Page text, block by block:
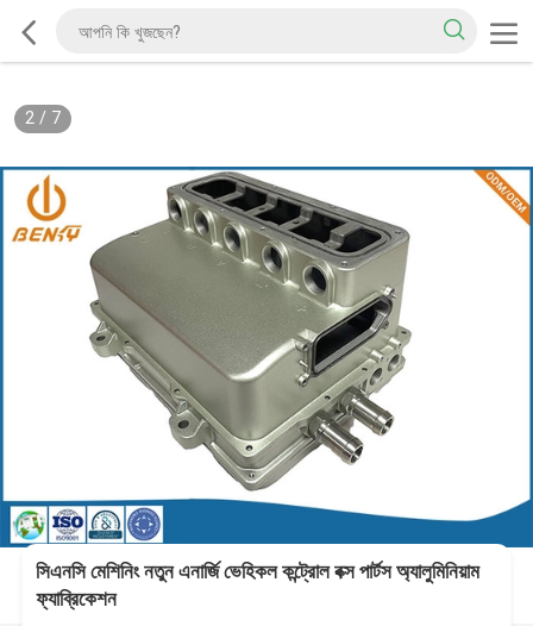
2/ 7
সিএনসি মেশিনিং নতুন এনার্জি ভেহিকল কন্ট্রোল বক্স পার্টস অ্যালুমিনিয়াম
ফ্যাব্রিকেশন